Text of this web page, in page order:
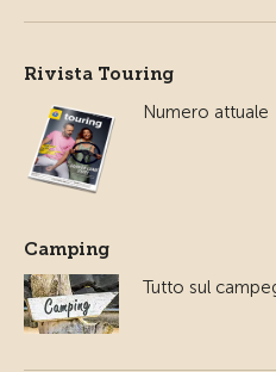
Rivista Touring
Numero attuale
Camping
Tutto sul